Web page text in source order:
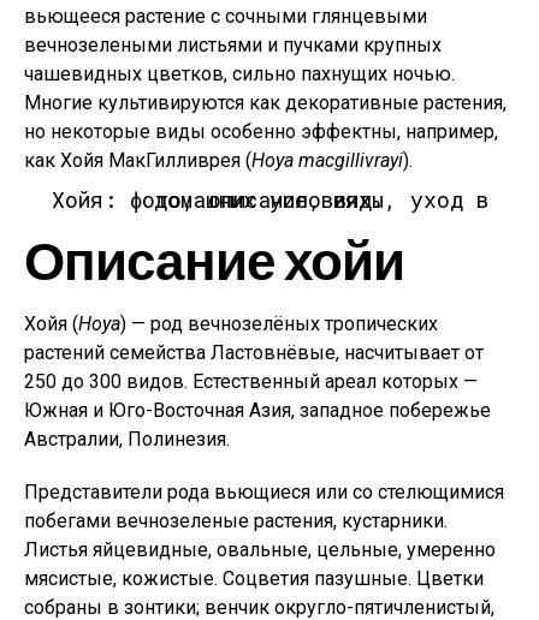
вьющееся растение с сочными глянцевыми
вечнозелеными листьями и пучками крупных
чашевидных цветков, сильно пахнущих ночью.
Многие культивируются как декоративные растения,
но некоторые виды особенно эффектны, например,
как Хойя МакГилливрея (Hoya macgillivrayi).
Хойя: фото, описание, виды, уход в домашних условиях.
Описание хойи
Хойя (Hoya) — род вечнозелёных тропических
растений семейства Ластовнёвые, насчитывает от
250 до 300 видов. Естественный ареал которых —
Южная и Юго-Восточная Азия, западное побережье
Австралии, Полинезия.
Представители рода вьющиеся или со стелющимися
побегами вечнозеленые растения, кустарники.
Листья яйцевидные, овальные, цельные, умеренно
мясистые, кожистые. Соцветия пазушные. Цветки
собраны в зонтики; венчик округло-пятичленистый,